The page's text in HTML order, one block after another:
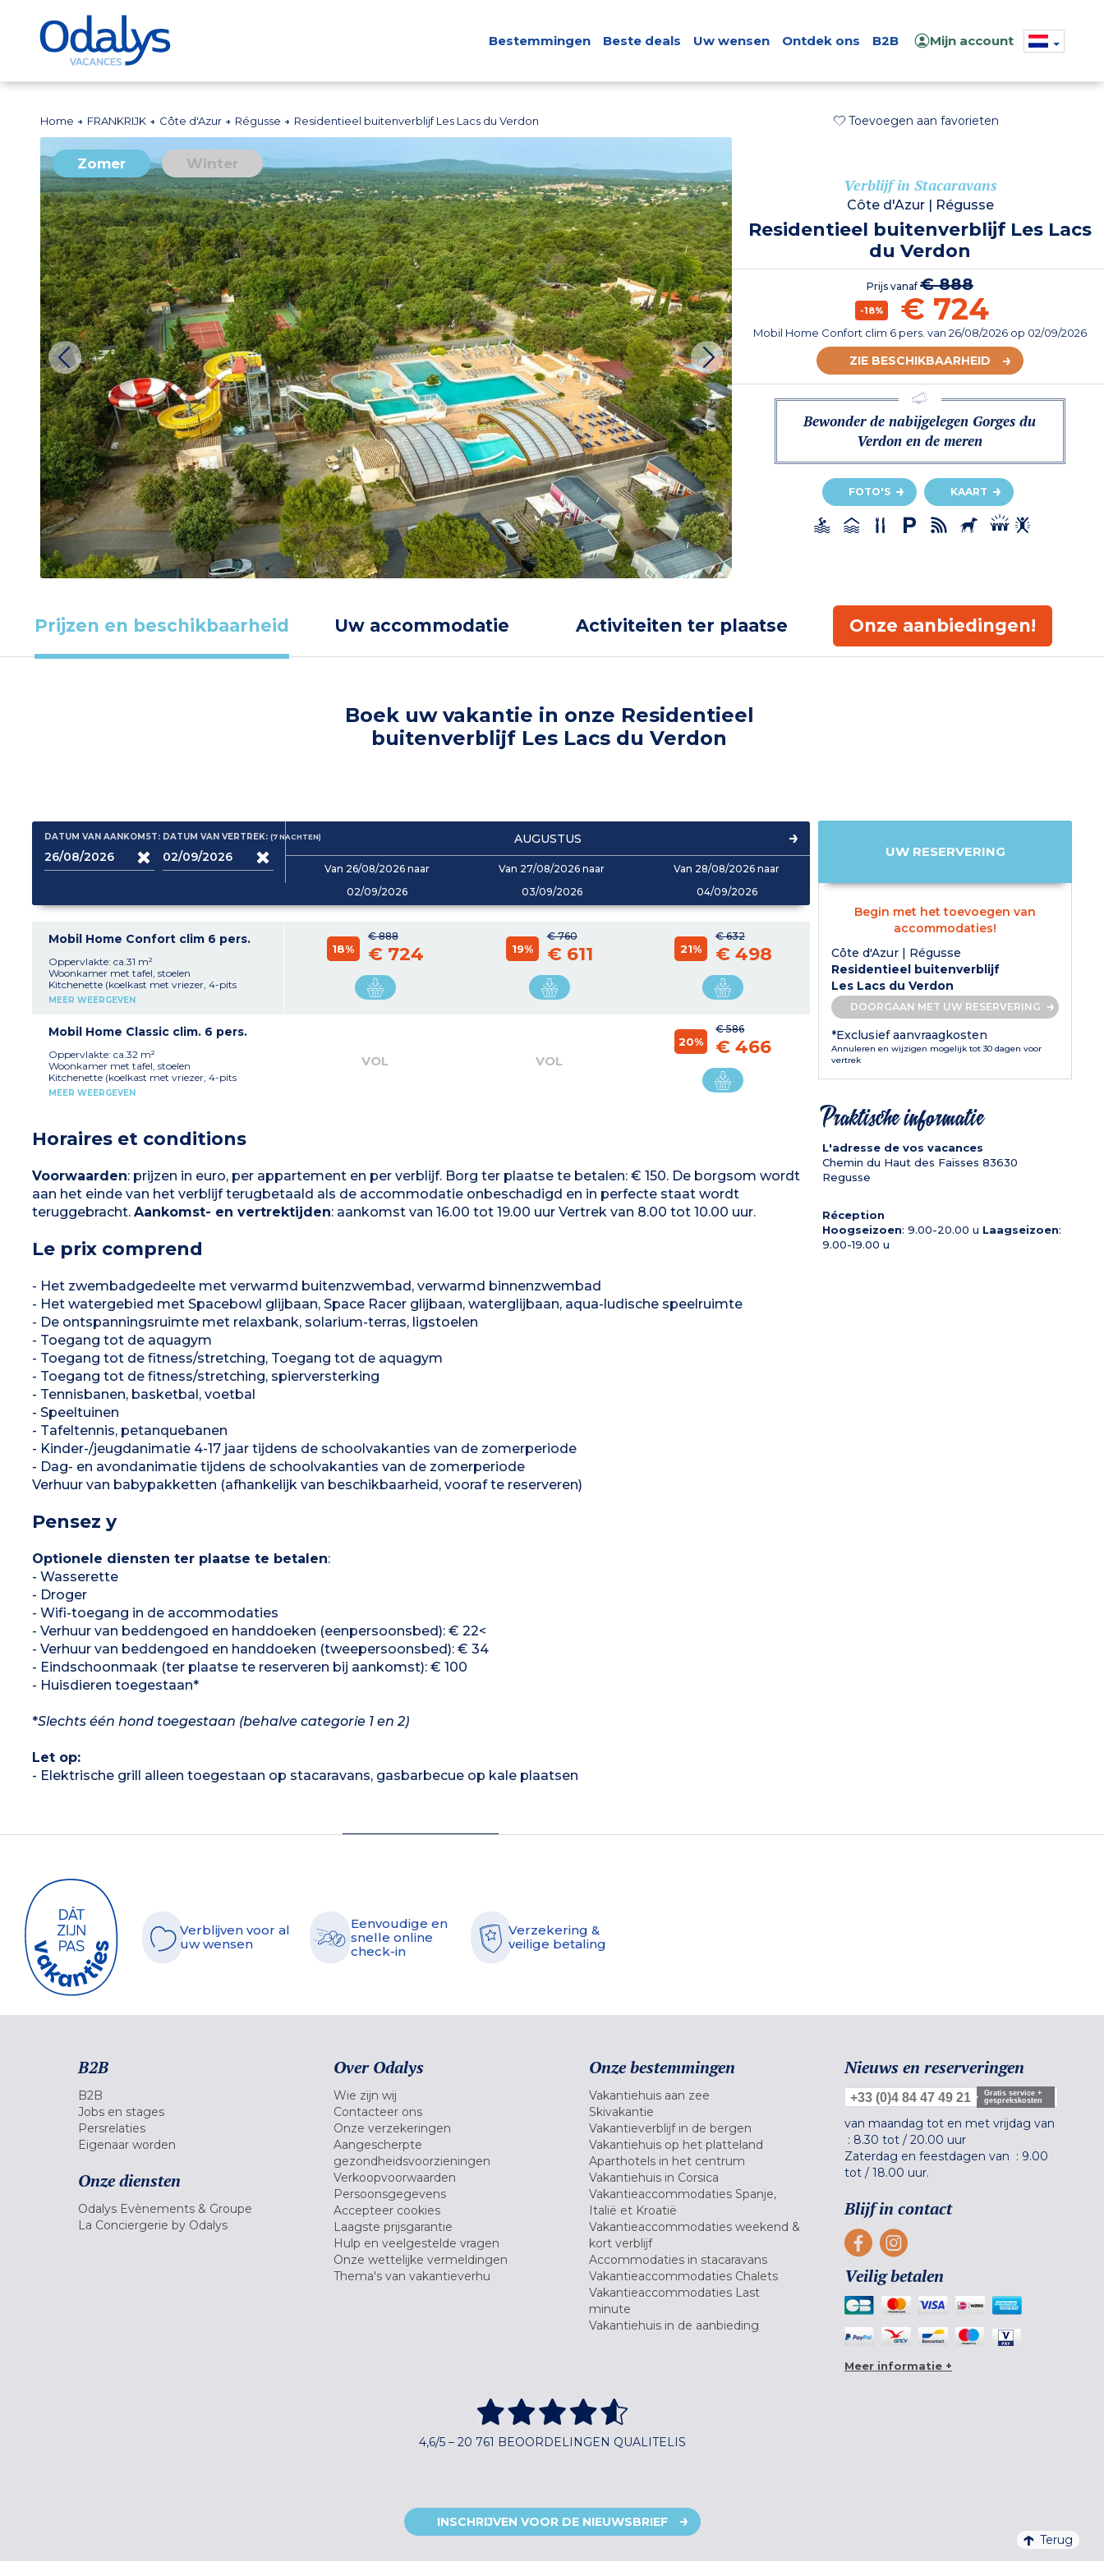
Bestemmingen Beste deals Uw wensen Ontdek ons B2B Mijn account
Home FRANKRIJK Côte d'Azur Régusse Residentieel buitenverblijf Les Lacs du Verdon Toevoegen aan favorieten
Zomer Winter
Verblijf in Stacaravans
Côte d'Azur| Régusse
Residentieel buitenverblijf Les Lacs
du Verdon
Prijs vanaf € 888
-18% € 724
Mobil Home Confort clim 6 pers. van 26/08/2026 op 02/09/2026
ZIE BESCHIKBAARHEID
Bewonder de nabijgelegen Gorges du
Verdon en de meren
FOTO'S KAART
Prijzen en beschikbaarheid Uw accommodatie Activiteiten ter plaatse Onze aanbiedingen!
Boek uw vakantie in onze Residentieel
buitenverblijf Les Lacs du Verdon
DATUM VAN AANKOMST: DATUM VAN VERTREK:(7NACHTEN) AUGUSTUS
Van 26/08/2026 naar
02/09/2026
Van 27/08/2026 naar
03/09/2026
Van 28/08/2026 naar
04/09/2026
Mobil Home Confort clim 6 pers.
Oppervlakte: ca.31 m²
Woonkamer met tafel, stoelen
Kitchenette (koelkast met vriezer, 4-pits
elektrische of gaskookplaten, magnetron,
190 of 160 x 190 cm)
1 slaapkamer met 2 eenpersoonsbedden
1 slaapkamer met eenpersoonsbedden of
stapelbedden
Badkamer met douche, wastafel
Toilet (apart of in de badkamer)
Gedeeltelijk overdekt terras met tuinmeubelen
MEER WEERGEVEN
€ 888
18% € 724
€ 760
19% € 611
€ 632
21% € 498
Mobil Home Classic clim. 6 pers.
Oppervlakte: ca.32 m²
Woonkamer met tafel, stoelen
Kitchenette (koelkast met vriezer, 4-pits
elektrische of gaskookplaten, magnetron,
1 slaapkamer met 2 eenpersoonsbedden
1 slaapkamer met eenpersoonsbedden of
Badkamer met douche, wastafel
Toilet (apart of in de badkamer)
Gedeeltelijk overdekt terras met tuinmeubelen
MEER WEERGEVEN
VOL VOL
€ 586
20% € 466
Horaires et conditions
Voorwaarden: prijzen in euro, per appartement en per verblijf. Borg ter plaatse te betalen: € 150. De borgsom wordt
aan het einde van het verblijf terugbetaald als de accommodatie onbeschadigd en in perfecte staat wordt
teruggebracht. Aankomst- en vertrektijden: aankomst van 16.00 tot 19.00 uur Vertrek van 8.00 tot 10.00 uur.
Le prix comprend
- Het zwembadgedeelte met verwarmd buitenzwembad, verwarmd binnenzwembad
- Het watergebied met Spacebowl glijbaan, Space Racer glijbaan, waterglijbaan, aqua-ludische speelruimte
- De ontspanningsruimte met relaxbank, solarium-terras, ligstoelen
- Toegang tot de aquagym
- Toegang tot de fitness/stretching, Toegang tot de aquagym
- Toegang tot de fitness/stretching, spierversterking
- Tennisbanen, basketbal, voetbal
- Speeltuinen
- Tafeltennis, petanquebanen
- Kinder-/jeugdanimatie 4-17 jaar tijdens de schoolvakanties van de zomerperiode
- Dag- en avondanimatie tijdens de schoolvakanties van de zomerperiode
Verhuur van babypakketten (afhankelijk van beschikbaarheid, vooraf te reserveren)
Pensez y
Optionele diensten ter plaatse te betalen:
- Wasserette
- Droger
- Wifi-toegang in de accommodaties
- Verhuur van beddengoed en handdoeken (eenpersoonsbed): € 22<
- Verhuur van beddengoed en handdoeken (tweepersoonsbed): € 34
- Eindschoonmaak (ter plaatse te reserveren bij aankomst): € 100
- Huisdieren toegestaan*
*Slechts één hond toegestaan (behalve categorie 1 en 2)
Let op:
- Elektrische grill alleen toegestaan op stacaravans, gasbarbecue op kale plaatsen
UW RESERVERING
Begin met het toevoegen van
accommodaties!
Côte d'Azur | Régusse
Residentieel buitenverblijf
Les Lacs du Verdon
DOORGAAN MET UW RESERVERING
*Exclusief aanvraagkosten
Annuleren en wijzigen mogelijk tot 30 dagen voor
vertrek
Praktische informatie
L'adresse de vos vacances
Chemin du Haut des Faïsses 83630
Regusse
Réception
Hoogseizoen: 9.00-20.00 u Laagseizoen:
9.00-19.00 u
Verblijven voor al
uw wensen
Eenvoudige en
snelle online
check-in
Verzekering &
veilige betaling
B2B
B2B
Jobs en stages
Persrelaties
Eigenaar worden
Onze diensten
Odalys Evènements & Groupe
La Conciergerie by Odalys
Over Odalys
Wie zijn wij
Contacteer ons
Onze verzekeringen
Aangescherpte
gezondheidsvoorzieningen
Verkoopvoorwaarden
Persoonsgegevens
Accepteer cookies
Laagste prijsgarantie
Hulp en veelgestelde vragen
Onze wettelijke vermeldingen
Thema's van vakantieverhu
Onze bestemmingen
Vakantiehuis aan zee
Skivakantie
Vakantieverblijf in de bergen
Vakantiehuis op het platteland
Aparthotels in het centrum
Vakantiehuis in Corsica
Vakantieaccommodaties Spanje,
Italië et Kroatië
Vakantieaccommodaties weekend &
kort verblijf
Accommodaties in stacaravans
Vakantieaccommodaties Chalets
Vakantieaccommodaties Last
minute
Vakantiehuis in de aanbieding
Nieuws en reserveringen
+33 (0)4 84 47 49 21
Gratis service +
gesprekskosten
van maandag tot en met vrijdag van
: 8.30 tot / 20.00 uur
Zaterdag en feestdagen van : 9.00
tot / 18.00 uur.
Blijf in contact
Veilig betalen
Meer informatie +
4,6/5 – 20 761 BEOORDELINGEN QUALITELIS
INSCHRIJVEN VOOR DE NIEUWSBRIEF
Terug